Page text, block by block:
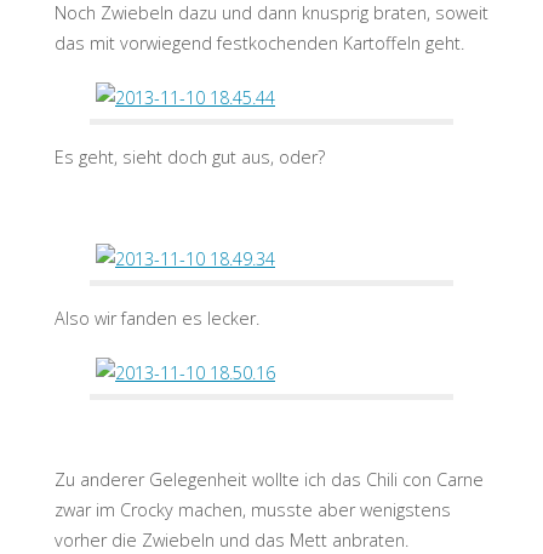
Noch Zwiebeln dazu und dann knusprig braten, soweit
das mit vorwiegend festkochenden Kartoffeln geht.
Es geht, sieht doch gut aus, oder?
Also wir fanden es lecker.
Zu anderer Gelegenheit wollte ich das Chili con Carne
zwar im Crocky machen, musste aber wenigstens
vorher die Zwiebeln und das Mett anbraten.